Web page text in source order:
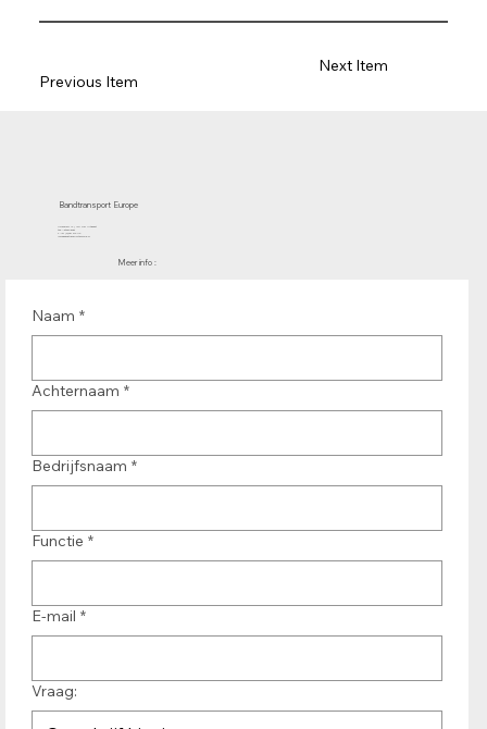
Previous Item
Next Item
Bandtransport Europe
Molenwerf 12 | 1911 DB Uitgeest
the Netherlands
T.:+31 (0)251 319 119
info@bandtransporteurope.nl
Meer info :
Naam *
Achternaam *
Bedrijfsnaam *
Functie *
E-mail *
Vraag: